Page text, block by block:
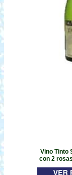
Vino Tinto
con 2